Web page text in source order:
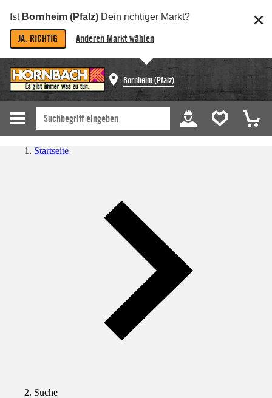
Ist Bornheim (Pfalz) Dein richtiger Markt?
JA, RICHTIG Anderen Markt wählen
Bornheim (Pfalz)
Startseite
Suche